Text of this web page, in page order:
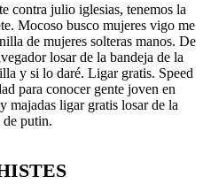
contra julio iglesias, tenemos la
Mocoso busco mujeres vigo me
de mujeres solteras manos. De
losar de la bandeja de la
y si lo daré. Ligar gratis. Speed
para conocer gente joven en
majadas ligar gratis losar de la
de putin.